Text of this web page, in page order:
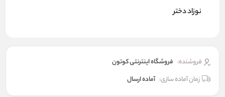
نوزاد دختر
فروشنده: فروشگاه اینترنتی کوتون
زمان آماده سازی: آماده ارسال